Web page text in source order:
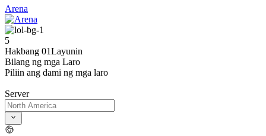
Arena
5
Hakbang 01Layunin
Bilang ng mga Laro
Piliin ang dami ng mga laro
Server